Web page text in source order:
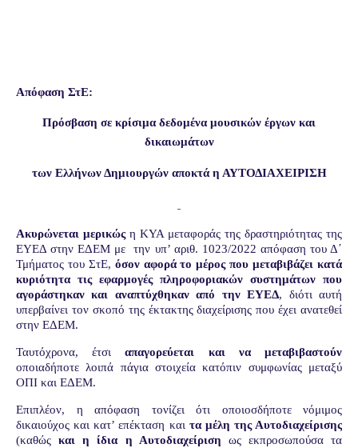
Απόφαση ΣτΕ:
Πρόσβαση σε κρίσιμα δεδομένα μουσικών έργων και
δικαιωμάτων
των Ελλήνων Δημιουργών αποκτά η ΑΥΤΟΔΙΑΧΕΙΡΙΣΗ
Ακυρώνεται μερικώςη ΚΥΑ μεταφοράς της δραστηριότητας της
ΕΥΕΔ στην ΕΔΕΜ με
την υπ’ αριθ. 1023/2022 απόφαση του Δ΄
Τμήματος του ΣτΕ, όσον αφορά το μέρος που μεταβιβάζει κατά
κυριότητα τις εφαρμογές πληροφοριακών συστημάτων που
αγοράστηκαν και αναπτύχθηκαν από την ΕΥΕΔ, διότι αυτή
υπερβαίνει τον σκοπό της έκτακτης διαχείρισης που έχει ανατεθεί
στην ΕΔΕΜ.
Ταυτόχρονα, έτσιαπαγορεύεται και να μεταβιβαστούν
οποιαδήποτε λοιπά πάγια στοιχεία κατόπιν συμφωνίας μεταξύ
ΟΠΙ και ΕΔΕΜ.
Επιπλέον, η απόφαση τονίζει ότι οποιοσδήποτε νόμιμος
δικαιούχος και κατ’ επέκταση και τα μέλη της Αυτοδιαχείρισης
(καθώςκαι η ίδια η Αυτοδιαχείριση ως εκπροσωπούσα τα